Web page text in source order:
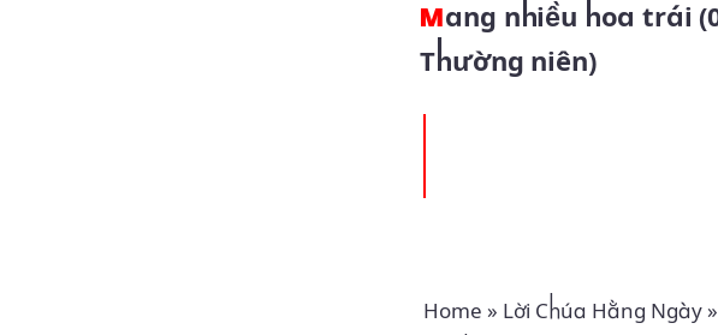
Mang nhiều hoa trái (04.8.2022 – Thứ năm Tuần 18
Thường niên)
Home » Lời Chúa Hằng Ngày»